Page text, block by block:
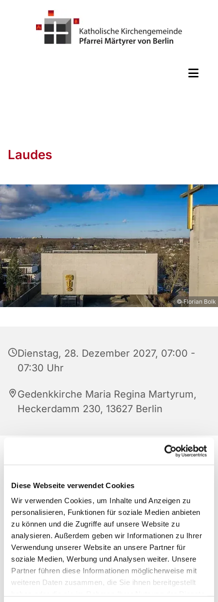
Diese Webseite verwendet Cookies
Wir verwenden Cookies, um Inhalte und Anzeigen zu
personalisieren, Funktionen für soziale Medien anbieten
zu können und die Zugriffe auf unsere Website zu
analysieren. Außerdem geben wir Informationen zu Ihrer
Verwendung unserer Website an unsere Partner für
soziale Medien, Werbung und Analysen weiter. Unsere
Partner führen diese Informationen möglicherweise mit
weiteren Daten zusammen, die Sie ihnen bereitgestellt
Laudes
© Florian Bolk
Dienstag, 28. Dezember 2027, 07:00 -
07:30 Uhr
Gedenkkirche Maria Regina Martyrum,
Heckerdamm 230, 13627 Berlin